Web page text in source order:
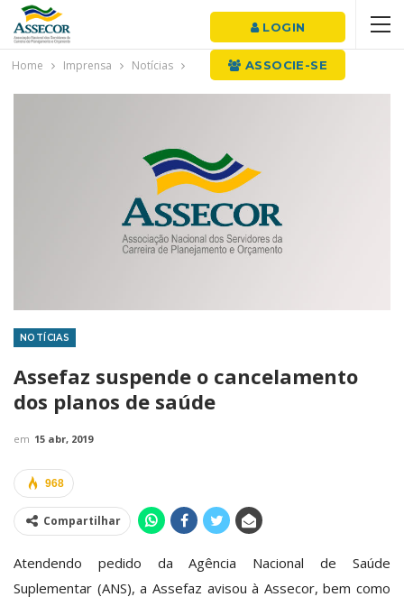
LOGIN
ASSOCIE-SE
Home Imprensa Notícias
NOTÍCIAS
Assefaz suspende o cancelamento
dos planos de saúde
em 15 abr, 2019
968
Compartilhar
Atendendo pedido da Agência Nacional de Saúde
Suplementar (ANS), a Assefaz avisou à Assecor, bem como